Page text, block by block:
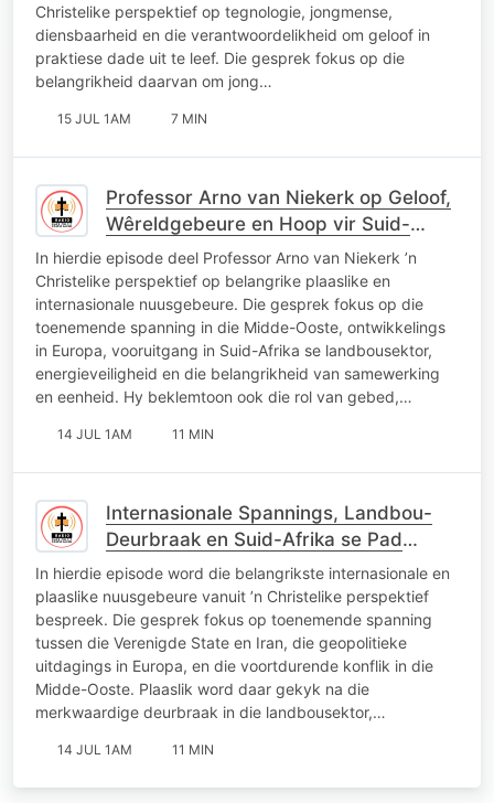
Christelike perspektief op tegnologie, jongmense,
diensbaarheid en die verantwoordelikheid om geloof in
praktiese dade uit te leef. Die gesprek fokus op die
belangrikheid daarvan om jong…
15 JUL 1AM 7 MIN
Professor Arno van Niekerk op Geloof,
Wêreldgebeure en Hoop vir Suid-
Afrika
In hierdie episode deel Professor Arno van Niekerk ’n
Christelike perspektief op belangrike plaaslike en
internasionale nuusgebeure. Die gesprek fokus op die
toenemende spanning in die Midde-Ooste, ontwikkelings
in Europa, vooruitgang in Suid-Afrika se landbousektor,
energieveiligheid en die belangrikheid van samewerking
en eenheid. Hy beklemtoon ook die rol van gebed,…
14 JUL 1AM 11 MIN
Internasionale Spannings, Landbou-
Deurbraak en Suid-Afrika se Pad
Vorentoe
In hierdie episode word die belangrikste internasionale en
plaaslike nuusgebeure vanuit ’n Christelike perspektief
bespreek. Die gesprek fokus op toenemende spanning
tussen die Verenigde State en Iran, die geopolitieke
uitdagings in Europa, en die voortdurende konflik in die
Midde-Ooste. Plaaslik word daar gekyk na die
merkwaardige deurbraak in die landbousektor,…
14 JUL 1AM 11 MIN